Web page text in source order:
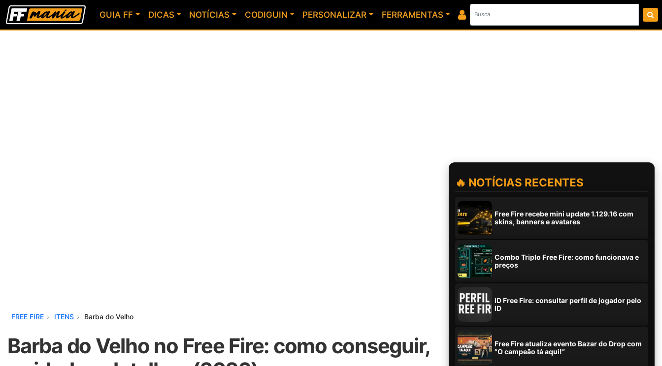
GUIA FF DICAS NOTÍCIAS CODIGUIN PERSONALIZAR FERRAMENTAS
FREE FIRE ITENS Barba do Velho
Barba do Velho no Free Fire: como conseguir,
🔥 NOTÍCIAS RECENTES
Free Fire recebe mini update 1.129.16 com
skins, banners e avatares
Combo Triplo Free Fire: como funcionava e
preços
ID Free Fire: consultar perfil de jogador pelo
ID
Free Fire atualiza evento Bazar do Drop com
“O campeão tá aqui!”